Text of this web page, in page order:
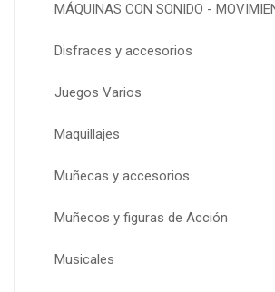
MÁQUINAS CON SONIDO -
Disfraces y accesorios
Juegos Varios
Maquillajes
Muñecas y accesorios
Muñecos y figuras de Acción
Musicales